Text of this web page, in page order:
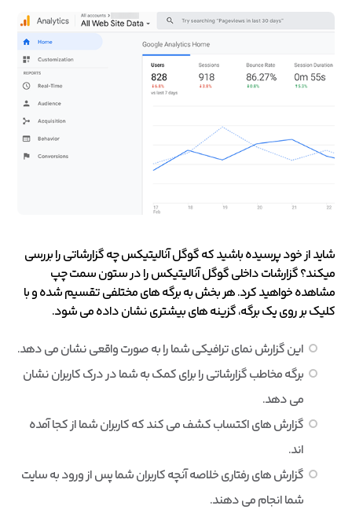
شاید از خود پرسیده باشید که گوگل آنالیتیکس چه گزارشاتی را بررسی
میکند؟ گزارشات داخلی گوگل آنالیتیکس را در ستون سمت چپ
مشاهده خواهید کرد. هر بخش به برگه های مختلفی تقسیم شده و با
کلیک بر روی یک برگه، گزینه های بیشتری نشان داده می شود.
این گزارش نمای ترافیکی شما را به صورت واقعی نشان می دهد.
برگه مخاطب گزارشاتی را برای کمک به شما در درک کاربران نشان
می دهد.
گزارش های اکتساب کشف می کند که کاربران شما از کجا آمده
اند.
گزارش های رفتاری خلاصه آنچه کاربران شما پس از ورود به سایت
شما انجام می دهند.